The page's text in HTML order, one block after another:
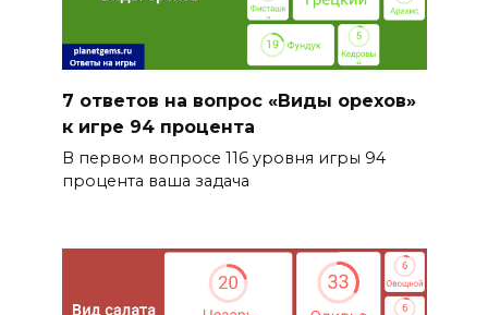
7 ответов на вопрос «Виды орехов»
к игре 94 процента
В первом вопросе 116 уровня игры 94
процента ваша задача